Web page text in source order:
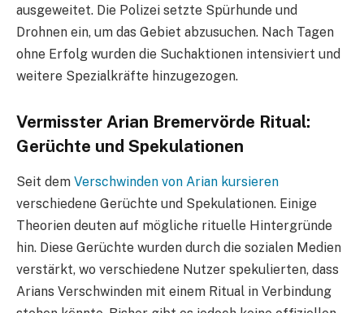
ausgeweitet. Die Polizei setzte Spürhunde und
Drohnen ein, um das Gebiet abzusuchen. Nach Tagen
ohne Erfolg wurden die Suchaktionen intensiviert und
weitere Spezialkräfte hinzugezogen.
Vermisster Arian Bremervörde Ritual:
Gerüchte und Spekulationen
Seit dem Verschwinden von Arian kursieren
verschiedene Gerüchte und Spekulationen. Einige
Theorien deuten auf mögliche rituelle Hintergründe
hin. Diese Gerüchte wurden durch die sozialen Medien
verstärkt, wo verschiedene Nutzer spekulierten, dass
Arians Verschwinden mit einem Ritual in Verbindung